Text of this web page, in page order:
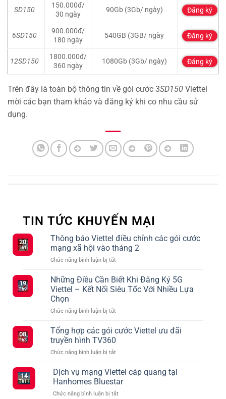
SD150
150.000đ/
30 ngày
90Gb (3Gb/ ngày) Đăng ký
6SD150
900.000đ/
180 ngày
540GB (3GB/ ngày Đăng ký
12SD150
1800.000đ/
360 ngày
1080Gb (3Gb/ ngày) Đăng ký
Trên đây là toàn bộ thông tin về gói cước 3SD150 Viettel
mời các bạn tham khảo và đăng ký khi co nhu cầu sử
dụng.
TIN TỨC KHUYẾN MẠI
20
Th1
Thông báo Viettel điều chỉnh các gói cước
mạng xã hội vào tháng 2
Chức năng bình luận bị tắt
báo
Viettel
điều
cước
hội
tháng
2
19
Th9
Những Điều Cần Biết Khi Đăng Ký 5G
Viettel – Kết Nối Siêu Tốc Với Nhiều Lựa
Chọn
Chức năng bình luận bị tắt
Điều
Khi
Ký
5G
–
08
Th3
Tổng hợp các gói cước Viettel ưu đãi
truyền hình TV360
Chức năng bình luận bị tắt
hợp
gói
cước
14
Th11
Dịch vụ mạng Viettel cáp quang tại
Hanhomes Bluestar
Chức năng bình luận bị tắt